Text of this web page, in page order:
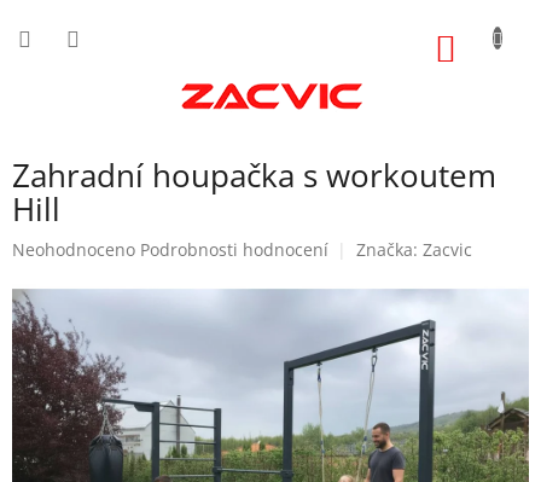
Zahradní houpačka s workoutem
Hill
Průměrné
produktu
je
0,0
z
5
hvězdiček.
Neohodnoceno Podrobnosti hodnocení Značka: Zacvic